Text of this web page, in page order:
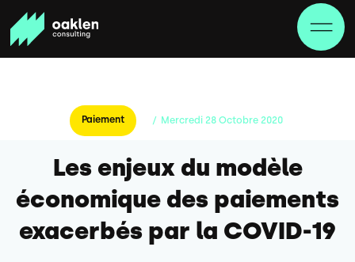
Paiement / Mercredi 28 Octobre 2020
Les enjeux du modèle
économique des paiements
exacerbés par la COVID-19